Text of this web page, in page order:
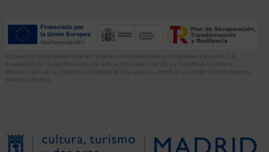
El proyecto “Implementación de herramientas de Gestión Editorial en Ediciones Encuentro, S.A.
anualidad 2022” ha sido financiado por la Dirección General del Libro y Fomento de la Lectura,
Ministerio de Cultura y Deporte. La finalidad de este apoyo es contribuir a la modernización de pymes
del sector del libro.